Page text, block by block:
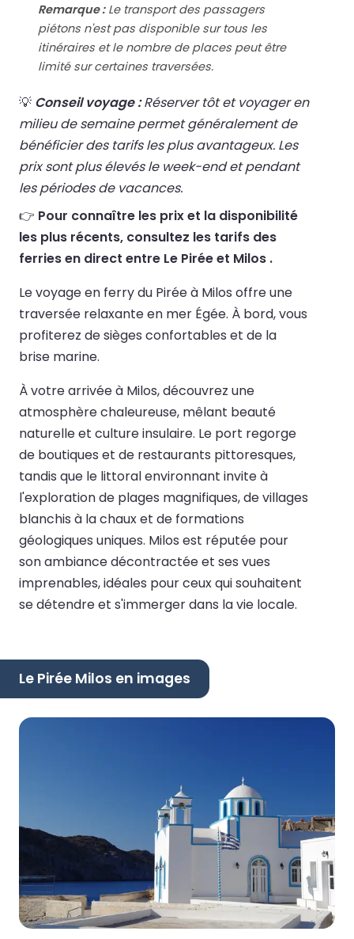
Remarque :Le transport des passagers
piétons n'est pas disponible sur tous les
itinéraires et le nombre de places peut être
limité sur certaines traversées.
💡 Conseil voyage :Réserver tôt et voyager en
milieu de semaine permet généralement de
bénéficier des tarifs les plus avantageux. Les
prix sont plus élevés le week-end et pendant
les périodes de vacances.
👉 Pour connaître les prix et la disponibilité
les plus récents, consultez les tarifs des
ferries en direct entre Le Pirée et Milos .
Le voyage en ferry du Pirée à Milos offre une
traversée relaxante en mer Égée. À bord, vous
profiterez de sièges confortables et de la
brise marine.
À votre arrivée à Milos, découvrez une
atmosphère chaleureuse, mêlant beauté
naturelle et culture insulaire. Le port regorge
de boutiques et de restaurants pittoresques,
tandis que le littoral environnant invite à
l'exploration de plages magnifiques, de villages
blanchis à la chaux et de formations
géologiques uniques. Milos est réputée pour
son ambiance décontractée et ses vues
imprenables, idéales pour ceux qui souhaitent
se détendre et s'immerger dans la vie locale.
Le Pirée Milos en images